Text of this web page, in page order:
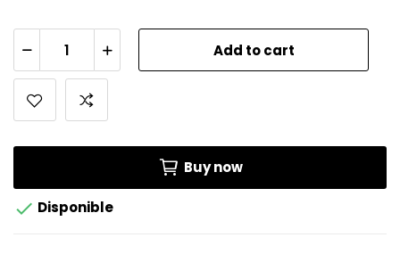
Add to cart
Buy now
 Disponible